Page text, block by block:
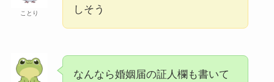
ことり
しそう
なんなら婚姻届の証人欄も書いて